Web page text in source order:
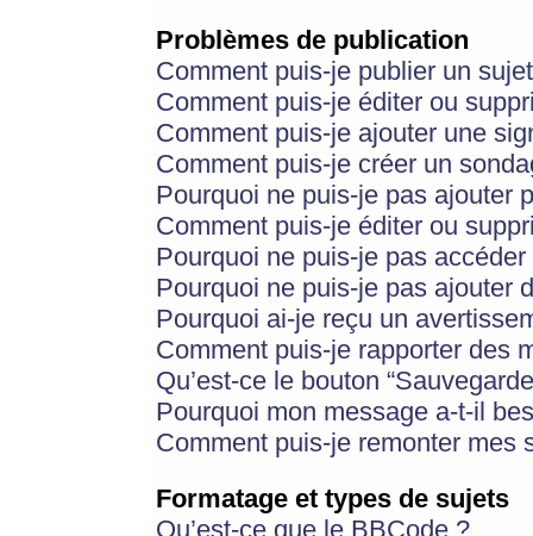
Problèmes de publication
Comment puis-je publier un
Comment puis-je éditer ou
Comment puis-je ajouter une
Comment puis-je créer un
Pourquoi ne puis-je pas ajouter
Comment puis-je éditer ou
Pourquoi ne puis-je pas
Pourquoi ne puis-je pas ajouter
Pourquoi ai-je reçu un
Comment puis-je rapporter des
Qu’est-ce le bouton
Pourquoi mon message a-t-il
Comment puis-je remonter mes
Formatage et types de sujets
Qu’est-ce que le BBCode ?